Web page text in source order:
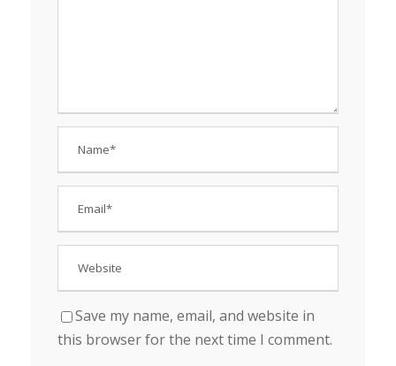
Save my name, email, and website in
this browser for the next time I comment.